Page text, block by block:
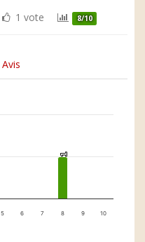
1 vote 8/10
Avis
1
1
5 6 7 8 9 10